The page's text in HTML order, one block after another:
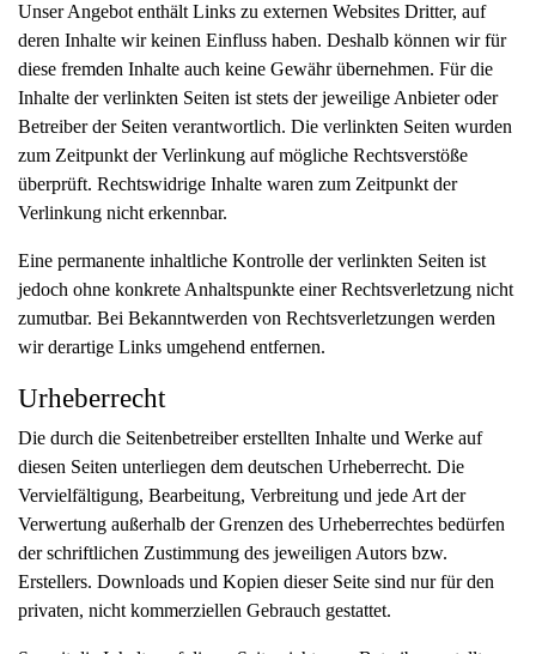
Unser Angebot enthält Links zu externen Websites Dritter, auf
deren Inhalte wir keinen Einfluss haben. Deshalb können wir für
diese fremden Inhalte auch keine Gewähr übernehmen. Für die
Inhalte der verlinkten Seiten ist stets der jeweilige Anbieter oder
Betreiber der Seiten verantwortlich. Die verlinkten Seiten wurden
zum Zeitpunkt der Verlinkung auf mögliche Rechtsverstöße
überprüft. Rechtswidrige Inhalte waren zum Zeitpunkt der
Verlinkung nicht erkennbar.
Eine permanente inhaltliche Kontrolle der verlinkten Seiten ist
jedoch ohne konkrete Anhaltspunkte einer Rechtsverletzung nicht
zumutbar. Bei Bekanntwerden von Rechtsverletzungen werden
wir derartige Links umgehend entfernen.
Urheberrecht
Die durch die Seitenbetreiber erstellten Inhalte und Werke auf
diesen Seiten unterliegen dem deutschen Urheberrecht. Die
Vervielfältigung, Bearbeitung, Verbreitung und jede Art der
Verwertung außerhalb der Grenzen des Urheberrechtes bedürfen
der schriftlichen Zustimmung des jeweiligen Autors bzw.
Erstellers. Downloads und Kopien dieser Seite sind nur für den
privaten, nicht kommerziellen Gebrauch gestattet.